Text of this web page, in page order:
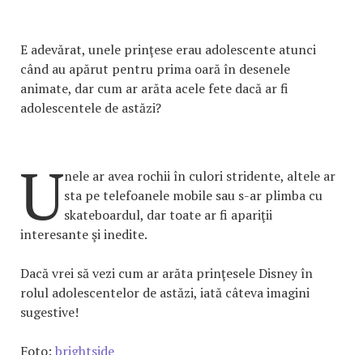
E adevărat, unele prinţese erau adolescente atunci
când au apărut pentru prima oară în desenele
animate, dar cum ar arăta acele fete dacă ar fi
adolescentele de astăzi?
Unele ar avea rochii în culori stridente, altele ar
sta pe telefoanele mobile sau s-ar plimba cu
skateboardul, dar toate ar fi apariţii
interesante şi inedite.
Dacă vrei să vezi cum ar arăta prinţesele Disney în
rolul adolescentelor de astăzi, iată câteva imagini
sugestive!
Foto: brightside